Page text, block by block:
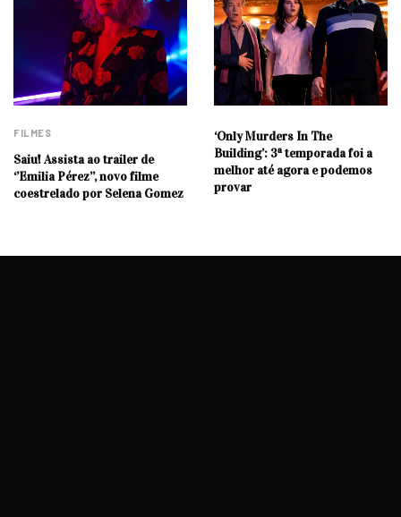
FILMES
Saiu! Assista ao trailer de
‘’Emilia Pérez’’, novo filme
coestrelado por Selena Gomez
‘Only Murders In The
Building’: 3ª temporada foi a
melhor até agora e podemos
provar